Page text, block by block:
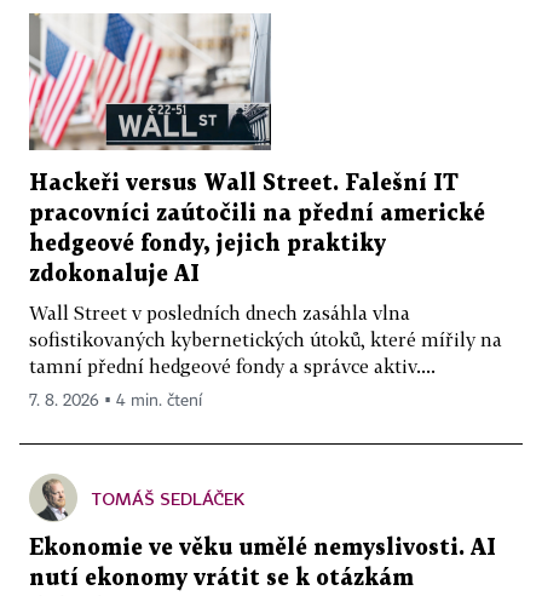
Hackeři versus Wall Street. Falešní IT
pracovníci zaútočili na přední americké
hedgeové fondy, jejich praktiky
zdokonaluje AI
Wall Street v posledních dnech zasáhla vlna
sofistikovaných kybernetických útoků, které mířily na
tamní přední hedgeové fondy a správce aktiv....
7. 8. 2026 ▪ 4 min. čtení
TOMÁŠ SEDLÁČEK
Ekonomie ve věku umělé nemyslivosti. AI
nutí ekonomy vrátit se k otázkám